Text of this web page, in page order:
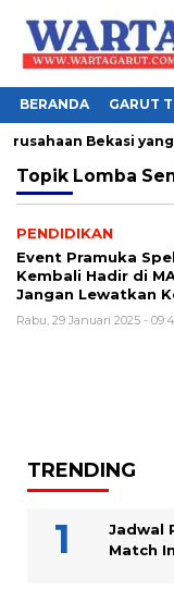
BERANDA GARUT
Bekasi yang
Topik Lomba
PENDIDIKAN
Event Pramuka
Kembali Hadir di
Jangan Lewatkan
Rabu, 29 Januari 2025 -
TRENDING
Jadwal
Match